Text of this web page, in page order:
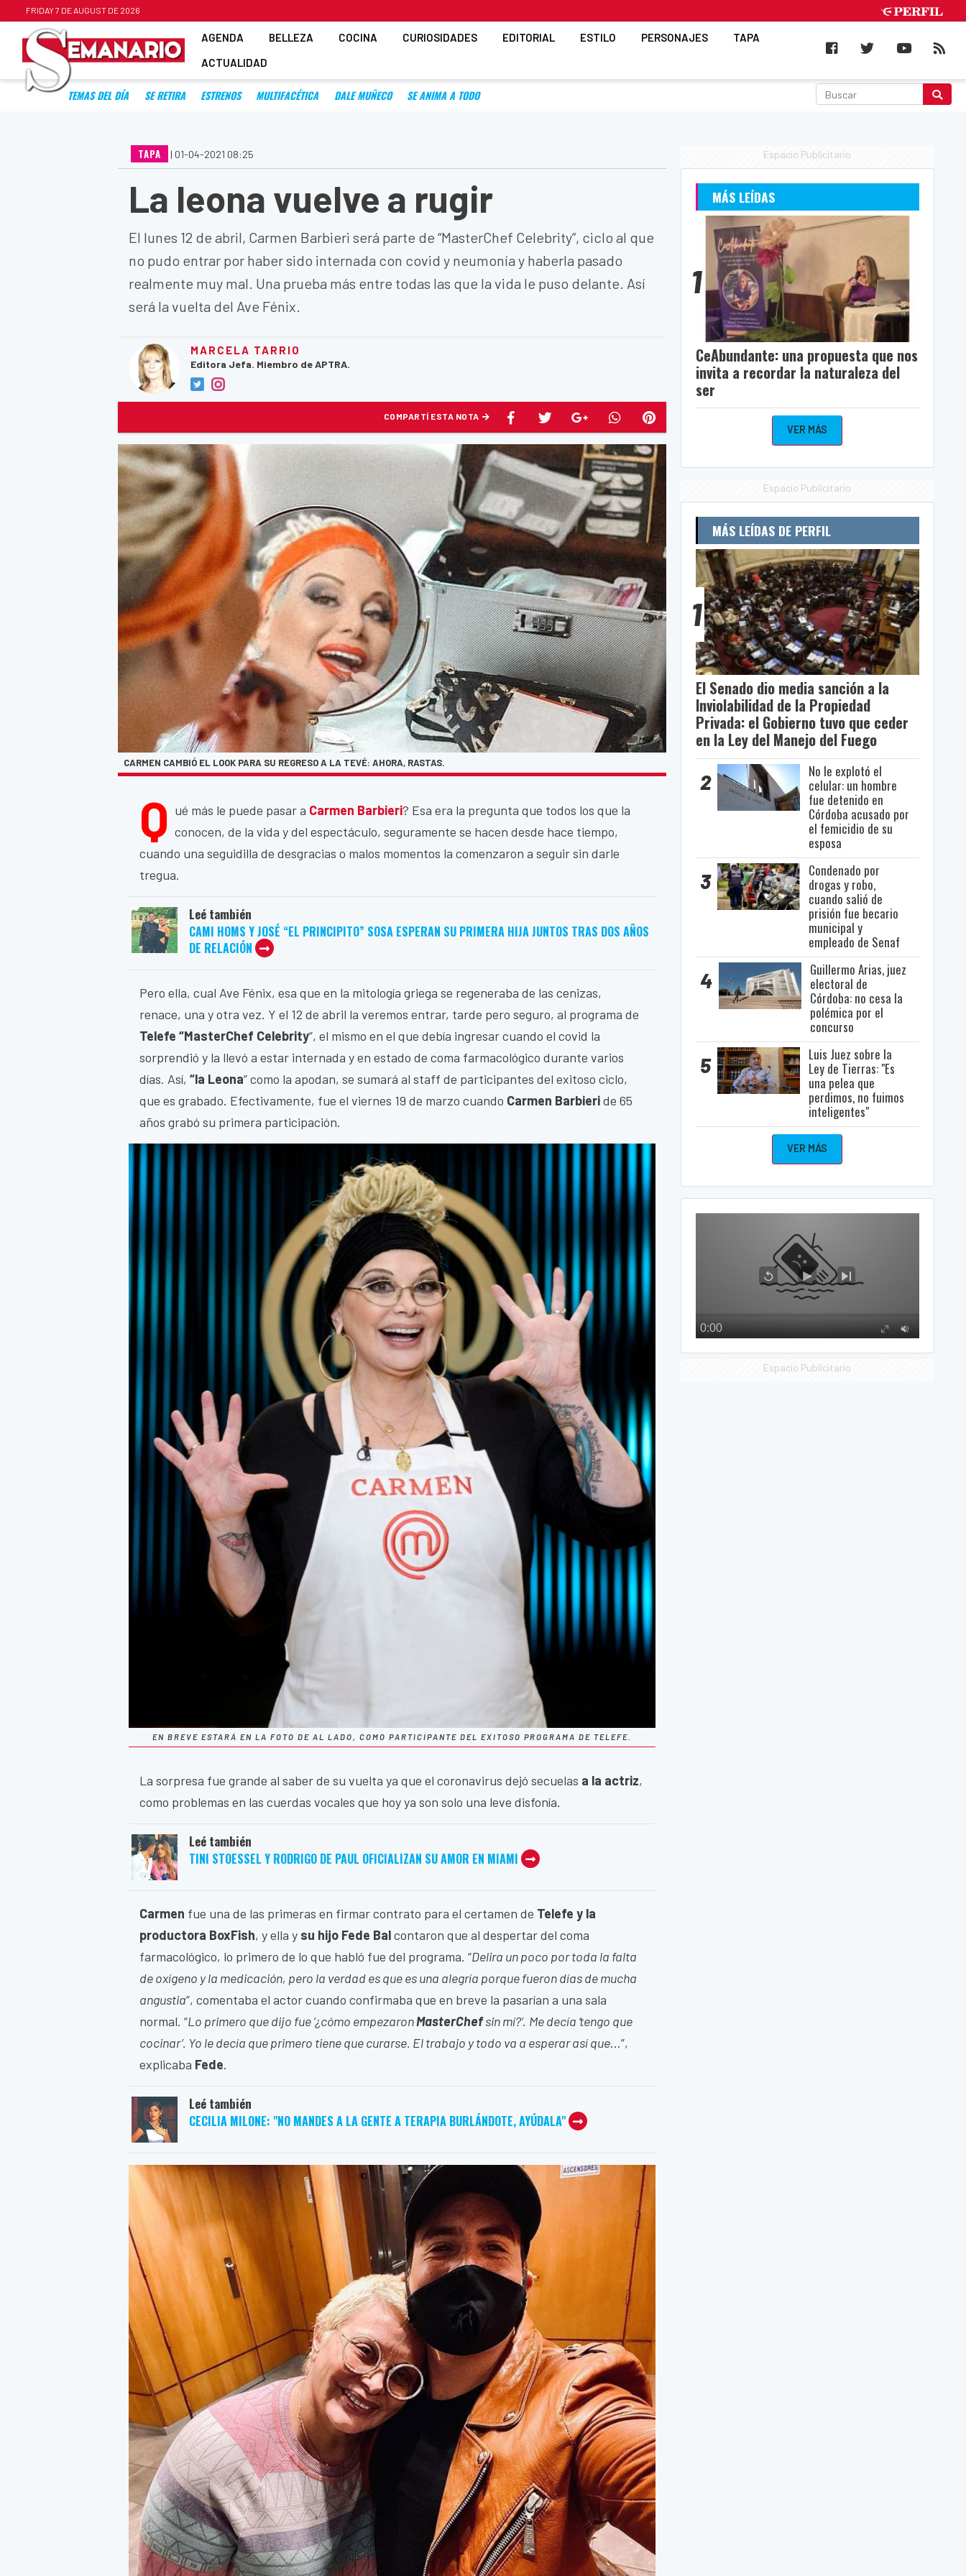
FRIDAY 7 DE AUGUST DE 2026
AGENDA BELLEZA COCINA CURIOSIDADES EDITORIAL ESTILO PERSONAJES
TAPA
ACTUALIDAD
TEMAS DEL DÍA SE RETIRA ESTRENOS MULTIFACÉTICA DALE MUÑECO SE ANIMA A TODO
TAPA | 01-04-2021 08:25
La leona vuelve a rugir
El lunes 12 de abril, Carmen Barbieri será parte de “MasterChef Celebrity”, ciclo al que
no pudo entrar por haber sido internada con covid y neumonía y haberla pasado
realmente muy mal. Una prueba más entre todas las que la vida le puso delante. Así
será la vuelta del Ave Fénix.
MARCELA TARRIO
Editora Jefa. Miembro de APTRA.
COMPARTÍ ESTA NOTA
CARMEN CAMBIÓ EL LOOK PARA SU REGRESO A LA TEVÉ: AHORA, RASTAS.
Q ué más le puede pasar a Carmen Barbieri? Esa era la pregunta que todos los que la
conocen, de la vida y del espectáculo, seguramente se hacen desde hace tiempo,
cuando una seguidilla de desgracias o malos momentos la comenzaron a seguir sin darle
tregua.
Leé también
CAMI HOMS Y JOSÉ “EL PRINCIPITO” SOSA ESPERAN SU PRIMERA HIJA JUNTOS TRAS DOS AÑOS
DE RELACIÓN
Pero ella, cual Ave Fénix, esa que en la mitología griega se regeneraba de las cenizas,
renace, una y otra vez. Y el 12 de abril la veremos entrar, tarde pero seguro, al programa de
Telefe “MasterChef Celebrity”, el mismo en el que debía ingresar cuando el covid la
sorprendió y la llevó a estar internada y en estado de coma farmacológico durante varios
días. Así, “la Leona” como la apodan, se sumará al staff de participantes del exitoso ciclo,
que es grabado. Efectivamente, fue el viernes 19 de marzo cuando Carmen Barbieride 65
años grabó su primera participación.
EN BREVE ESTARÁ EN LA FOTO DE AL LADO, COMO PARTICIPANTE DEL EXITOSO PROGRAMA DE TELEFE.
La sorpresa fue grande al saber de su vuelta ya que el coronavirus dejó secuelas a la actriz,
como problemas en las cuerdas vocales que hoy ya son solo una leve disfonía.
Leé también
TINI STOESSEL Y RODRIGO DE PAUL OFICIALIZAN SU AMOR EN MIAMI
Carmen fue una de las primeras en firmar contrato para el certamen de Telefe y la
productora BoxFish, y ella y su hijo Fede Balcontaron que al despertar del coma
farmacológico, lo primero de lo que habló fue del programa. “Delira un poco por toda la falta
de oxígeno y la medicación, pero la verdad es que es una alegría porque fueron días de mucha
angustia”, comentaba el actor cuando confirmaba que en breve la pasarían a una sala
normal. “Lo primero que dijo fue ‘¿cómo empezaronMasterChefsin mí?’. Me decía ‘tengo que
cocinar’. Yo le decía que primero tiene que curarse. El trabajo y todo va a esperar así que…”,
explicaba Fede.
Leé también
CECILIA MILONE: "NO MANDES A LA GENTE A TERAPIA BURLÁNDOTE, AYÚDALA"
Espacio Publicitario
MÁS LEÍDAS
1
CeAbundante: una propuesta que nos
invita a recordar la naturaleza del
ser
VER MÁS
Espacio Publicitario
MÁS LEÍDAS DE PERFIL
1
El Senado dio media sanción a la
Inviolabilidad de la Propiedad
Privada: el Gobierno tuvo que ceder
en la Ley del Manejo del Fuego
2
No le explotó el
celular: un hombre
fue detenido en
Córdoba acusado por
el femicidio de su
esposa
3
Condenado por
drogas y robo,
cuando salió de
prisión fue becario
municipal y
empleado de Senaf
4
Guillermo Arias, juez
electoral de
Córdoba: no cesa la
polémica por el
concurso
5
Luis Juez sobre la
Ley de Tierras: "Es
una pelea que
perdimos, no fuimos
inteligentes"
VER MÁS
Espacio Publicitario